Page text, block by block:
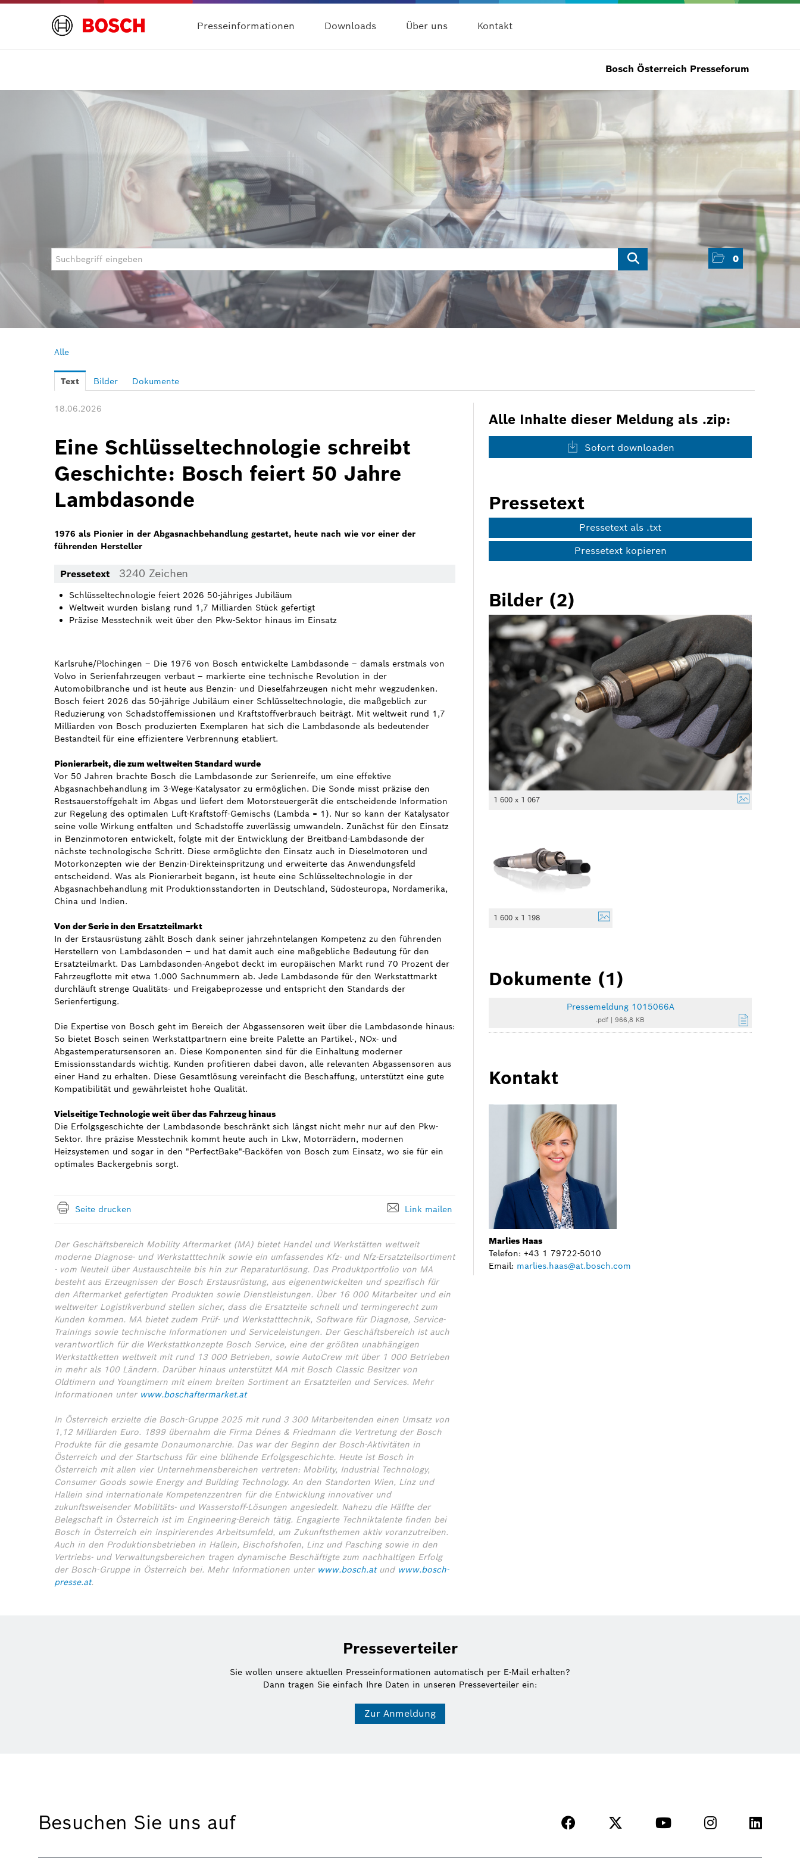
Presseinformationen Downloads Über uns Kontakt
0
Bosch Österreich Presseforum
Alle
Text Bilder Dokumente
18.06.2026
Eine Schlüsseltechnologie schreibt
Geschichte: Bosch feiert 50 Jahre
Lambdasonde
1976 als Pionier in der Abgasnachbehandlung gestartet, heute nach wie vor einer der
führenden Hersteller
Pressetext 3240 Zeichen
Schlüsseltechnologie feiert 2026 50-jähriges Jubiläum
Weltweit wurden bislang rund 1,7 Milliarden Stück gefertigt
Präzise Messtechnik weit über den Pkw-Sektor hinaus im Einsatz
Karlsruhe/Plochingen – Die 1976 von Bosch entwickelte Lambdasonde – damals erstmals von
Volvo in Serienfahrzeugen verbaut – markierte eine technische Revolution in der
Automobilbranche und ist heute aus Benzin- und Dieselfahrzeugen nicht mehr wegzudenken.
Bosch feiert 2026 das 50-jährige Jubiläum einer Schlüsseltechnologie, die maßgeblich zur
Reduzierung von Schadstoffemissionen und Kraftstoffverbrauch beiträgt. Mit weltweit rund 1,7
Milliarden von Bosch produzierten Exemplaren hat sich die Lambdasonde als bedeutender
Bestandteil für eine effizientere Verbrennung etabliert.
Pionierarbeit, die zum weltweiten Standard wurde
Vor 50 Jahren brachte Bosch die Lambdasonde zur Serienreife, um eine effektive
Abgasnachbehandlung im 3-Wege-Katalysator zu ermöglichen. Die Sonde misst präzise den
Restsauerstoffgehalt im Abgas und liefert dem Motorsteuergerät die entscheidende Information
zur Regelung des optimalen Luft-Kraftstoff-Gemischs (Lambda = 1). Nur so kann der Katalysator
seine volle Wirkung entfalten und Schadstoffe zuverlässig umwandeln. Zunächst für den Einsatz
in Benzinmotoren entwickelt, folgte mit der Entwicklung der Breitband-Lambdasonde der
nächste technologische Schritt. Diese ermöglichte den Einsatz auch in Dieselmotoren und
Motorkonzepten wie der Benzin-Direkteinspritzung und erweiterte das Anwendungsfeld
entscheidend. Was als Pionierarbeit begann, ist heute eine Schlüsseltechnologie in der
Abgasnachbehandlung mit Produktionsstandorten in Deutschland, Südosteuropa, Nordamerika,
China und Indien.
Von der Serie in den Ersatzteilmarkt
In der Erstausrüstung zählt Bosch dank seiner jahrzehntelangen Kompetenz zu den führenden
Herstellern von Lambdasonden – und hat damit auch eine maßgebliche Bedeutung für den
Ersatzteilmarkt. Das Lambdasonden-Angebot deckt im europäischen Markt rund 70 Prozent der
Fahrzeugflotte mit etwa 1.000 Sachnummern ab. Jede Lambdasonde für den Werkstattmarkt
durchläuft strenge Qualitäts- und Freigabeprozesse und entspricht den Standards der
Serienfertigung.
Die Expertise von Bosch geht im Bereich der Abgassensoren weit über die Lambdasonde hinaus:
So bietet Bosch seinen Werkstattpartnern eine breite Palette an Partikel-, NOx- und
Abgastemperatursensoren an. Diese Komponenten sind für die Einhaltung moderner
Emissionsstandards wichtig. Kunden profitieren dabei davon, alle relevanten Abgassensoren aus
einer Hand zu erhalten. Diese Gesamtlösung vereinfacht die Beschaffung, unterstützt eine gute
Kompatibilität und gewährleistet hohe Qualität.
Vielseitige Technologie weit über das Fahrzeug hinaus
Die Erfolgsgeschichte der Lambdasonde beschränkt sich längst nicht mehr nur auf den Pkw-
Sektor. Ihre präzise Messtechnik kommt heute auch in Lkw, Motorrädern, modernen
Heizsystemen und sogar in den "PerfectBake"-Backöfen von Bosch zum Einsatz, wo sie für ein
optimales Backergebnis sorgt.
Seite drucken Link mailen
Der Geschäftsbereich Mobility Aftermarket (MA) bietet Handel und Werkstätten weltweit
moderne Diagnose- und Werkstatttechnik sowie ein umfassendes Kfz- und Nfz-Ersatzteilsortiment
- vom Neuteil über Austauschteile bis hin zur Reparaturlösung. Das Produktportfolio von MA
besteht aus Erzeugnissen der Bosch Erstausrüstung, aus eigenentwickelten und spezifisch für
den Aftermarket gefertigten Produkten sowie Dienstleistungen. Über 16 000 Mitarbeiter und ein
weltweiter Logistikverbund stellen sicher, dass die Ersatzteile schnell und termingerecht zum
Kunden kommen. MA bietet zudem Prüf- und Werkstatttechnik, Software für Diagnose, Service-
Trainings sowie technische Informationen und Serviceleistungen. Der Geschäftsbereich ist auch
verantwortlich für die Werkstattkonzepte Bosch Service, eine der größten unabhängigen
Werkstattketten weltweit mit rund 13 000 Betrieben, sowie AutoCrew mit über 1 000 Betrieben
in mehr als 100 Ländern. Darüber hinaus unterstützt MA mit Bosch Classic Besitzer von
Oldtimern und Youngtimern mit einem breiten Sortiment an Ersatzteilen und Services. Mehr
Informationen unter www.boschaftermarket.at
In Österreich erzielte die Bosch-Gruppe 2025 mit rund 3 300 Mitarbeitenden einen Umsatz von
1,12 Milliarden Euro. 1899 übernahm die Firma Dénes & Friedmann die Vertretung der Bosch
Produkte für die gesamte Donaumonarchie. Das war der Beginn der Bosch-Aktivitäten in
Österreich und der Startschuss für eine blühende Erfolgsgeschichte. Heute ist Bosch in
Österreich mit allen vier Unternehmensbereichen vertreten: Mobility, Industrial Technology,
Consumer Goods sowie Energy and Building Technology. An den Standorten Wien, Linz und
Hallein sind internationale Kompetenzzentren für die Entwicklung innovativer und
zukunftsweisender Mobilitäts- und Wasserstoff-Lösungen angesiedelt. Nahezu die Hälfte der
Belegschaft in Österreich ist im Engineering-Bereich tätig. Engagierte Techniktalente finden bei
Bosch in Österreich ein inspirierendes Arbeitsumfeld, um Zukunftsthemen aktiv voranzutreiben.
Auch in den Produktionsbetrieben in Hallein, Bischofshofen, Linz und Pasching sowie in den
Vertriebs- und Verwaltungsbereichen tragen dynamische Beschäftigte zum nachhaltigen Erfolg
der Bosch-Gruppe in Österreich bei. Mehr Informationen unter www.bosch.atund www.bosch-
presse.at.
Alle Inhalte dieser Meldung als .zip:
Sofort downloaden
Pressetext
Pressetext als .txt
Pressetext kopieren
Bilder (2)
1 600 x 1 067
1 600 x 1 198
Dokumente (1)
Pressemeldung 1015066A
.pdf |966,8 KB
Kontakt
Marlies Haas
Telefon: +43 1 79722-5010
Email: marlies.haas@at.bosch.com
Presseverteiler
Sie wollen unsere aktuellen Presseinformationen automatisch per E-Mail erhalten?
Dann tragen Sie einfach Ihre Daten in unseren Presseverteiler ein:
Zur Anmeldung
Besuchen Sie uns auf